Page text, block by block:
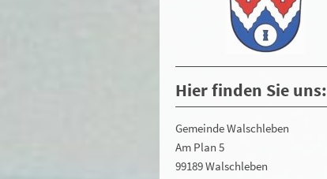
Hier finden Sie uns:
Gemeinde Walschleben
Am Plan 5
99189 Walschleben